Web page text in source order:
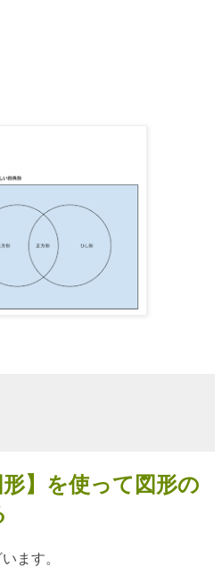
形】を使って図形の
ます。